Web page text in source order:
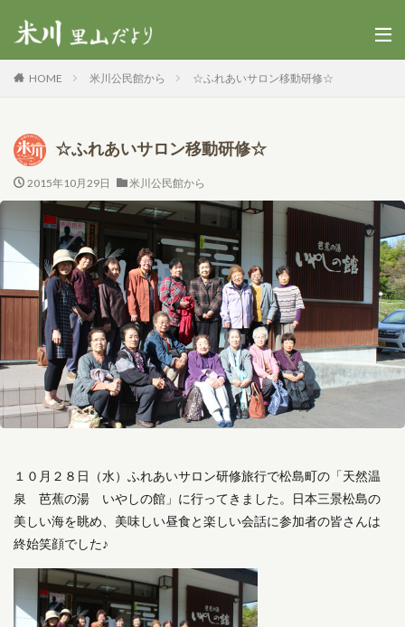
HOME 米川公民館から ☆ふれあいサロン移動研修☆
☆ふれあいサロン移動研修☆
2015年10月29日 米川公民館から
１０月２８日（水）ふれあいサロン研修旅行で松島町の「天然温
泉 芭蕉の湯 いやしの館」に行ってきました。日本三景松島の
美しい海を眺め、美味しい昼食と楽しい会話に参加者の皆さんは
終始笑顔でした♪